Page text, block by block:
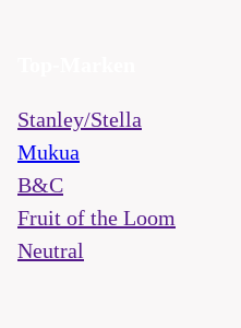
Stanley/Stella
Mukua
B&C
Fruit of the Loom
Neutral